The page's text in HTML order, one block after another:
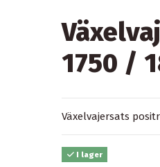
1750 /
Växelvajersats
I lager